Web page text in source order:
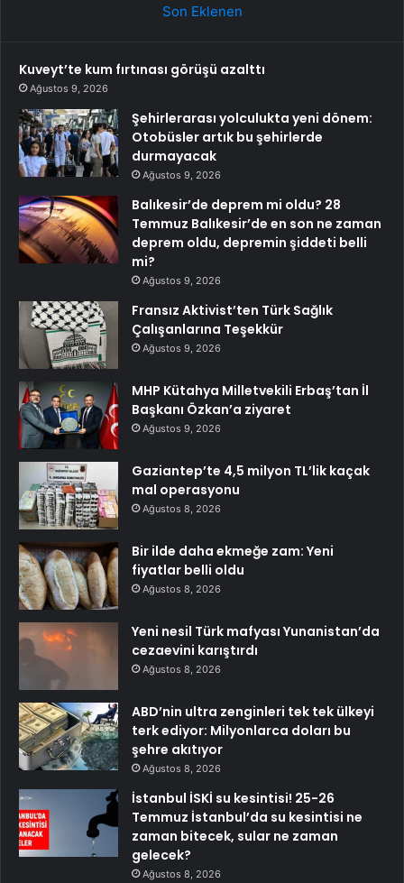
Son Eklenen
Kuveyt’te kum fırtınası görüşü azalttı
Ağustos 9, 2026
Şehirlerarası yolculukta yeni dönem:
Otobüsler artık bu şehirlerde
durmayacak
Ağustos 9, 2026
Balıkesir’de deprem mi oldu? 28
Temmuz Balıkesir’de en son ne zaman
deprem oldu, depremin şiddeti belli
mi?
Ağustos 9, 2026
Fransız Aktivist’ten Türk Sağlık
Çalışanlarına Teşekkür
Ağustos 9, 2026
MHP Kütahya Milletvekili Erbaş’tan İl
Başkanı Özkan’a ziyaret
Ağustos 9, 2026
Gaziantep’te 4,5 milyon TL’lik kaçak
mal operasyonu
Ağustos 8, 2026
Bir ilde daha ekmeğe zam: Yeni
fiyatlar belli oldu
Ağustos 8, 2026
Yeni nesil Türk mafyası Yunanistan’da
cezaevini karıştırdı
Ağustos 8, 2026
ABD’nin ultra zenginleri tek tek ülkeyi
terk ediyor: Milyonlarca doları bu
şehre akıtıyor
Ağustos 8, 2026
İstanbul İSKİ su kesintisi! 25-26
Temmuz İstanbul’da su kesintisi ne
zaman bitecek, sular ne zaman
gelecek?
Ağustos 8, 2026